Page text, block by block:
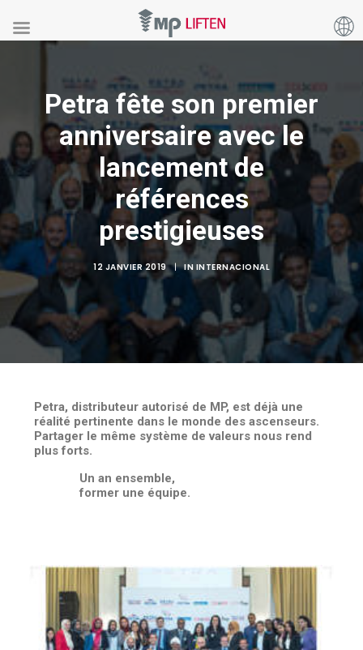
Petra fête son premier
anniversaire avec le
lancement de
références
prestigieuses
12 JANVIER 2019 | IN INTERNACIONAL
Petra, distributeur autorisé de MP, est déjà une
réalité pertinente dans le monde des ascenseurs.
Partager le même système de valeurs nous rend
plus forts.
Un an ensemble,
former une équipe.